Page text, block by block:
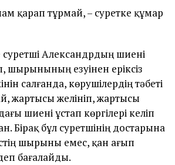
қарап тұрмай, – суретке құмар
Александрдың шиені
шырынының езуінен еріксіз
салғанда, көрушілердің тәбеті
жартысы желініп, жартысы
шиені ұстап көргілері келіп
Бірақ бұл суретшінің достарына
шырыны емес, қан ағып
бағалайды.